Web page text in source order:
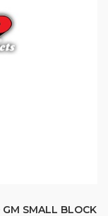
SMALL BLOCK